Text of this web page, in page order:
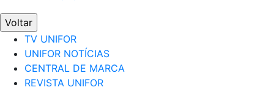
Voltar
TV UNIFOR
UNIFOR NOTÍCIAS
CENTRAL DE MARCA
REVISTA UNIFOR